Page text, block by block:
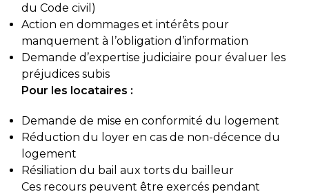
du Code civil)
Action en dommages et intérêts pour
manquement à l’obligation d’information
Demande d’expertise judiciaire pour évaluer les
préjudices subis
Pour les locataires :
Demande de mise en conformité du logement
Réduction du loyer en cas de non-décence du
logement
Résiliation du bail aux torts du bailleur
Ces recours peuvent être exercés pendant